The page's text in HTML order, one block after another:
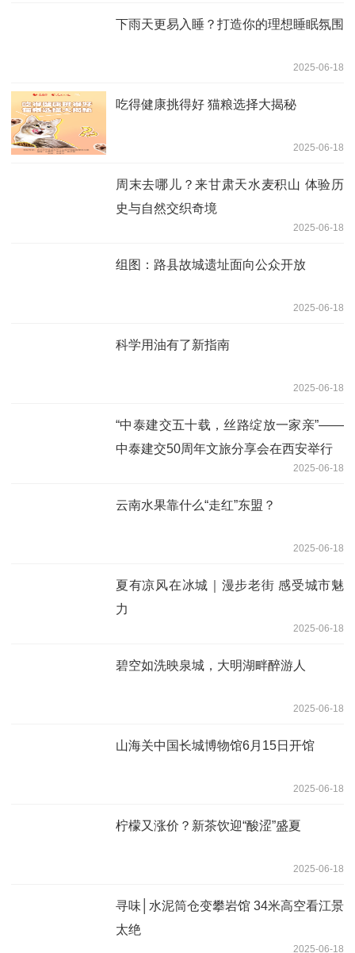
下雨天更易入睡？打造你的理想睡眠氛围
2025-06-18
吃得健康挑得好 猫粮选择大揭秘
2025-06-18
周末去哪儿？来甘肃天水麦积山 体验历
史与自然交织奇境
2025-06-18
组图：路县故城遗址面向公众开放
2025-06-18
科学用油有了新指南
2025-06-18
“中泰建交五十载，丝路绽放一家亲”——
中泰建交50周年文旅分享会在西安举行
2025-06-18
云南水果靠什么“走红”东盟？
2025-06-18
夏有凉风在冰城｜漫步老街 感受城市魅
力
2025-06-18
碧空如洗映泉城，大明湖畔醉游人
2025-06-18
山海关中国长城博物馆6月15日开馆
2025-06-18
柠檬又涨价？新茶饮迎“酸涩”盛夏
2025-06-18
寻味│水泥筒仓变攀岩馆 34米高空看江景
太绝
2025-06-18